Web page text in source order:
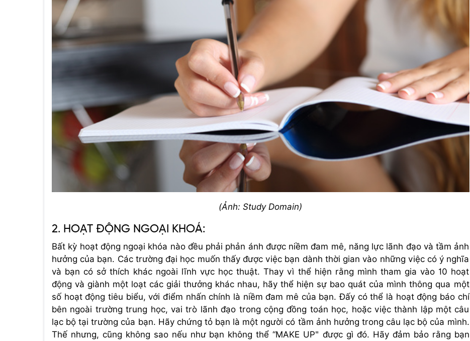
(Ảnh: Study Domain)
2. HOẠT ĐỘNG NGOẠI KHOÁ:
Bất kỳ hoạt động ngoại khóa nào đều phải phản ánh được niềm đam mê, năng lực lãnh đạo và tầm ảnh
hưởng của bạn. Các trường đại học muốn thấy được việc bạn dành thời gian vào những việc có ý nghĩa
và bạn có sở thích khác ngoài lĩnh vực học thuật. Thay vì thể hiện rằng mình tham gia vào 10 hoạt
động và giành một loạt các giải thưởng khác nhau, hãy thể hiện sự bao quát của mình thông qua một
số hoạt động tiêu biểu, với điểm nhấn chính là niềm đam mê của bạn. Đấy có thể là hoạt động báo chí
bên ngoài trường trung học, vai trò lãnh đạo trong cộng đồng toán học, hoặc việc thành lập một câu
lạc bộ tại trường của bạn. Hãy chứng tỏ bạn là một người có tầm ảnh hưởng trong câu lạc bộ của mình.
Thế nhưng, cũng không sao nếu như bạn không thể “MAKE UP" được gì đó. Hãy đảm bảo rằng bạn